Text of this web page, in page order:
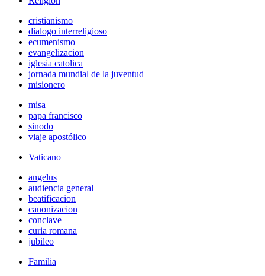
cristianismo
dialogo interreligioso
ecumenismo
evangelizacion
iglesia catolica
jornada mundial de la juventud
misionero
misa
papa francisco
sinodo
viaje apostólico
Vaticano
angelus
audiencia general
beatificacion
canonizacion
conclave
curia romana
jubileo
Familia